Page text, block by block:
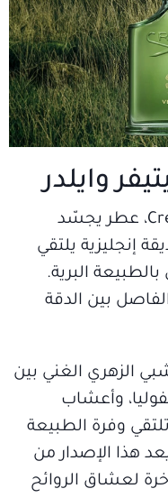
الإبداع الجديد من دار Creed، عطر يجسّد
إنجليزية يلتقي
البرية.
بين الدقة
الزهري الغني بين
وأعشاب
تلتقي وفرة الطبيعة
هذا الإصدار من
لعشاق الروائح